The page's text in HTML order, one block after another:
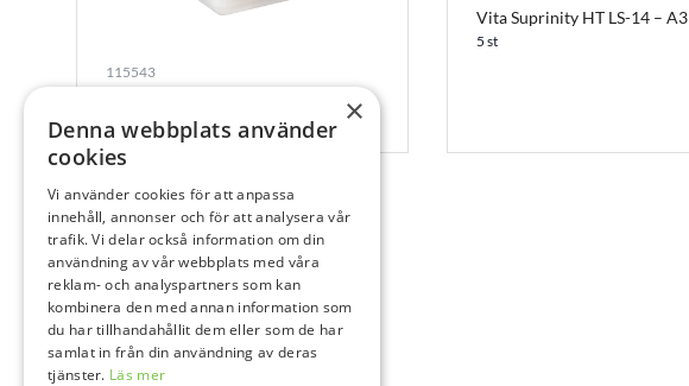
115543
Ceramir CAD/CAM C-block A1, 5 st
5 st
Vita Suprinity HT LS-14 – A3
5 st
×
Denna webbplats använder
cookies
Vi använder cookies för att anpassa
innehåll, annonser och för att analysera vår
trafik. Vi delar också information om din
användning av vår webbplats med våra
reklam- och analyspartners som kan
kombinera den med annan information som
du har tillhandahållit dem eller som de har
samlat in från din användning av deras
tjänster. Läs mer